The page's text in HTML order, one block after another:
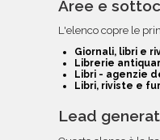
Aree e
L'elenco copre le
Giornali, libri e
Librerie
Libri - agenzie
Libri, riviste e
Lead